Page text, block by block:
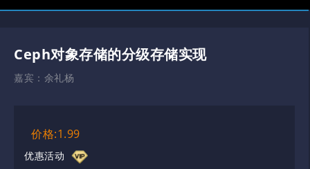
Ceph对象存储的分级存储实现
嘉宾： 余礼杨
价格:1.99
优惠活动